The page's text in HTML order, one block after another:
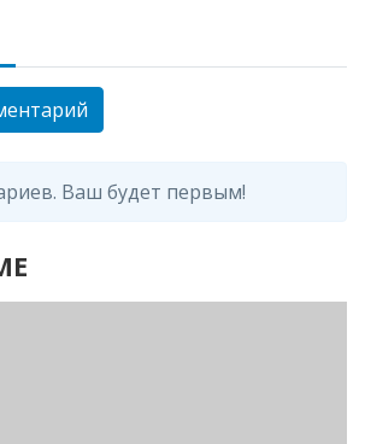
Ваш будет первым!